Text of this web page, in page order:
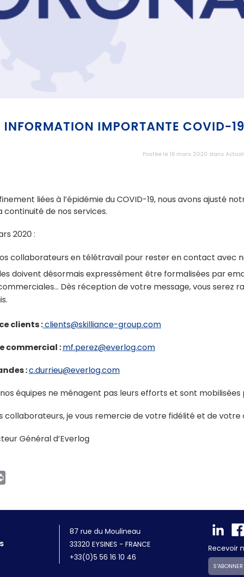
INFORMATION IMPORTANTE COVID-
Postée le 19 mars 2020 dans
liées à l’épidémie du COVID-19, nous avons ajusté
de nos services.
2020 :
collaborateurs en télétravail pour rester en contact avec
doivent désormais expressément être formalisées par
Dès réception de votre message, vous
clients :clients@skilliance-group.com
commercial :mf.perez@everlog.com
:c.durrieu@everlog.com
équipes ne ménagent pas leurs efforts et sont
collaborateurs, je vous remercie de votre fidélité et de votre
Général d’Everlog
87 rue du Moulineau
33320 EYSINES - FRANCE
+33(0)5 56 16 10 46
Recevoir